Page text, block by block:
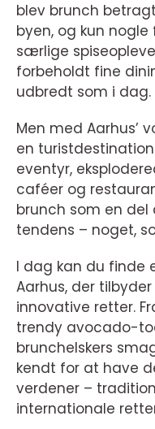
blev brunch
byen, og kun
særlige
forbeholdt fine
udbredt som i dag.
Men med Aarhus’
en
eventyr,
caféer og
brunch som en del
tendens – noget,
I dag kan du finde
Aarhus, der
innovative retter.
trendy avocado-
brunchelskers
kendt for at have
verdener –
internationale